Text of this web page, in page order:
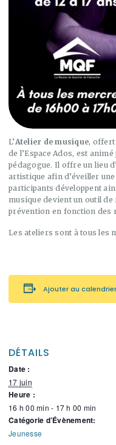
L’Atelier de musique, offert
de l’Espace Ados, est
pédagogue. Il offre un lieu
artistique afin d’éveiller
participants développent
musique devient un outil
prévention en fonction des
Les ateliers sont à tous les
Ajouter au calendrier
DÉTAILS
Date :
17 juin
Heure :
16 h 00 min - 17 h 00 min
Catégorie d’Évènement:
Jeunesse